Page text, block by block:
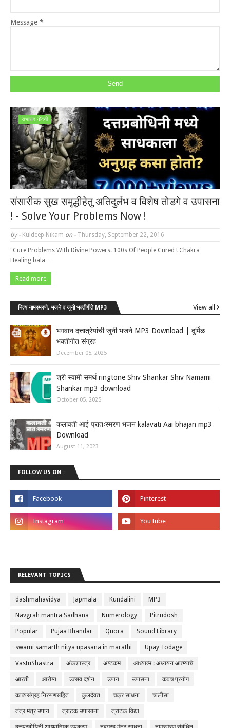
Message *
सभासद नोंदणी
संसारीक सुख समृद्धीहेतु अतिदुर्लभ व विशेष तोडगे व उपासना
! - Solve Your Problems Now !
by - Kuldeep Nikam on - Thursday, September 22, 2016
"Cure Problems With Divine Powers. 100s Of People Cured ! Chakra
Healing bala…
Read more
नित्य नामस्मरणे, भजने व जुनी भक्तीगीते MP3 View all
भगवान दत्तात्रेयांची जुनी भजने MP3 Download | दुर्मिळ
भक्तीगीत संग्रह
December 05, 2025
श्री स्वामी समर्थ ringtone Shiv Shankar Shiv Namami
Shankar mp3 download
October 05, 2025
कलावती आई प्रातःस्मरण भजन kalavati Aai bhajan mp3
Download
August 11, 2023
FOLLOW US ON :
RELEVANT TOPICS
dashmahavidya Japmala Kundalini MP3
Navgrah mantra Sadhana Numerology Pitrudosh
Popular Pujaa Bhandar Quora Sound Library
swami samarth nitya upasana in marathi Upay Todage
VastuShastra अंकशास्त्र अष्टकम आध्यात्म : अध्ययन आत्म्याचे
आरती आरोग्य उत्सव दर्शन उपाय उपासना कवच प्रयोग
काव्यसंग्रह निरुपणसहित कुलदैवत चक्र साधना चालीसा
तंत्र मंत्र उपाय त्राटक उपासाना त्राटक विद्या